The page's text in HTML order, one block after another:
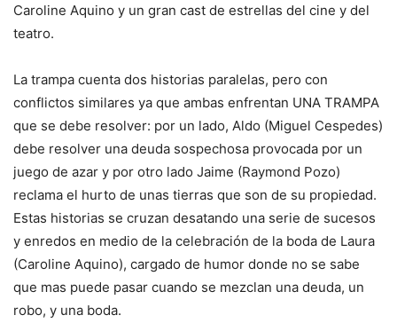
Caroline Aquino y un gran cast de estrellas del cine y del
teatro.
La trampa cuenta dos historias paralelas, pero con
conflictos similares ya que ambas enfrentan UNA TRAMPA
que se debe resolver: por un lado, Aldo (Miguel Cespedes)
debe resolver una deuda sospechosa provocada por un
juego de azar y por otro lado Jaime (Raymond Pozo)
reclama el hurto de unas tierras que son de su propiedad.
Estas historias se cruzan desatando una serie de sucesos
y enredos en medio de la celebración de la boda de Laura
(Caroline Aquino), cargado de humor donde no se sabe
que mas puede pasar cuando se mezclan una deuda, un
robo, y una boda.